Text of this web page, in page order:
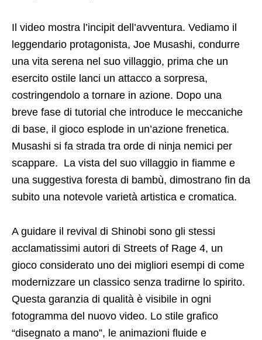
Il video mostra l’incipit dell’avventura. Vediamo il
leggendario protagonista, Joe Musashi, condurre
una vita serena nel suo villaggio, prima che un
esercito ostile lanci un attacco a sorpresa,
costringendolo a tornare in azione. Dopo una
breve fase di tutorial che introduce le meccaniche
di base, il gioco esplode in un’azione frenetica.
Musashi si fa strada tra orde di ninja nemici per
scappare. La vista del suo villaggio in fiamme e
una suggestiva foresta di bambù, dimostrano fin da
subito una notevole varietà artistica e cromatica.
A guidare il revival di Shinobi sono gli stessi
acclamatissimi autori di Streets of Rage 4, un
gioco considerato uno dei migliori esempi di come
modernizzare un classico senza tradirne lo spirito.
Questa garanzia di qualità è visibile in ogni
fotogramma del nuovo video. Lo stile grafico
“disegnato a mano”, le animazioni fluide e